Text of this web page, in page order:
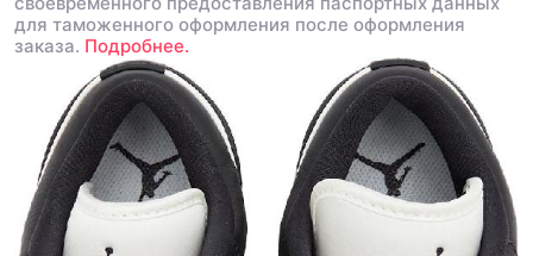
для таможенного оформления после оформления
заказа. Подробнее.